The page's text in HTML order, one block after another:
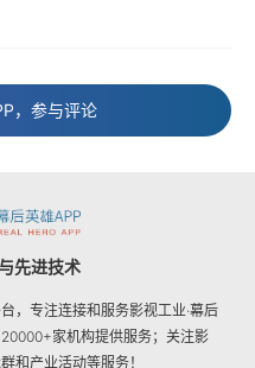
，参与评论
先进技术
，专注连接和服务影视工业·幕后
家机构提供服务；关注影
和产业活动等服务！